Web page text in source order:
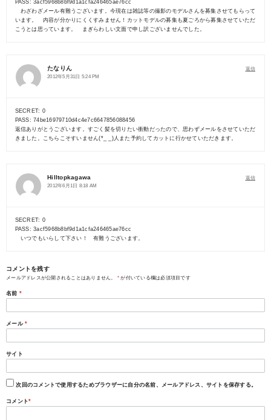
PASS: 3acf5968b8bf9d1a1cfa246465ae76cc
わざわざメール有難うございます。今現在は雑誌等の撮影のモデルさんを募集させてもらって
います。 内容が分かりにくくすみません！カットモデルの募集も夏ごろから募集させていただ
こうとは思っています。 まぎらわしい文面で申し訳ございませんでした。
たなりん
2012年5月31日 5:24 PM
返信
SECRET: 0
PASS: 74be16979710d4c4e7c6647856088456
返信ありがとうございます。すごく髪を切りたい衝動だったので、思わずメールをさせていただ
きました。こちらこそすいません(*_ _)人また予約してカットに行かせていただきます。
Hilltopkagawa
2012年6月1日 8:18 AM
返信
SECRET: 0
PASS: 3acf5968b8bf9d1a1cfa246465ae76cc
いつでもいらして下さい！ 有難うございます。
コメントを残す
メールアドレスが公開されることはありません。 * が付いている欄は必須項目です
名前 *
メール *
サイト
次回のコメントで使用するためブラウザーに自分の名前、メールアドレス、サイトを保存する。
コメント*